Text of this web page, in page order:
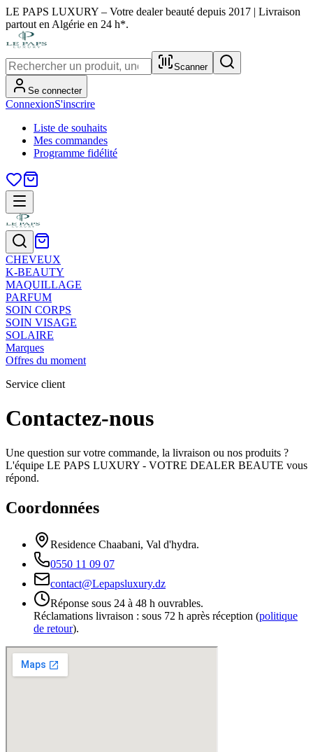
LE PAPS LUXURY – Votre dealer beauté depuis 2017 | Livraison
partout en Algérie en 24 h*.
Scanner
Se connecter
ConnexionS'inscrire
Liste de souhaits
Mes commandes
Programme fidélité
CHEVEUX
K-BEAUTY
MAQUILLAGE
PARFUM
SOIN CORPS
SOIN VISAGE
SOLAIRE
Marques
Offres du moment
Service client
Contactez-nous
Une question sur votre commande, la livraison ou nos produits ?
L'équipe LE PAPS LUXURY - VOTRE DEALER BEAUTE vous
répond.
Coordonnées
Residence Chaabani, Val d'hydra.
0550 11 09 07
contact@Lepapsluxury.dz
Réponse sous 24 à 48 h ouvrables.
Réclamations livraison : sous 72 h après réception (politique
de retour).